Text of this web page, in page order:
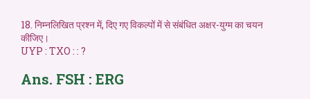
18. निम्नलिखित प्रश्न में, दिए गए विकल्पों में से संबंधित अक्षर-युग्म का चयन
कीजिए।
UYP : TXO : : ?
Ans. FSH : ERG